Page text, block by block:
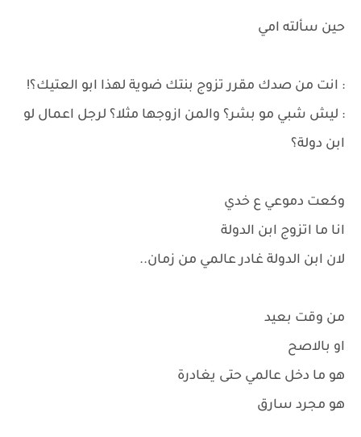
حين سألته امي
: انت من صدك مقرر تزوج بنتك ضوية لهذا ابو العتيك؟!
: ليش شبي مو بشر؟ والمن ازوجها مثلا؟ لرجل اعمال لو
ابن دولة؟
وكعت دموعي ع خدي
انا ما اتزوج ابن الدولة
لان ابن الدولة غادر عالمي من زمان..
من وقت بعيد
او بالاصح
هو ما دخل عالمي حتى يغادرة
هو مجرد سارق